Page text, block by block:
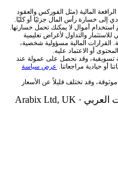
المالية (مثل الفوركس والعقود
خسارة رأس المال جزئيًا أو كليًا.
أموال لا يمكنك تحمل خسارتها.
والتداول لأغراض تعليمية
القرارات المالية مسؤولية شخصية،
أو الاعتماد عليه.
وقد نحصل على عمولة عند
أو حيادية مراجعاتنا. عرض سياسة
وقد تختلف قليلاً عن الأسعار
Arabix Ltd, UK